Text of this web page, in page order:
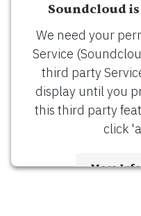
ENGLISH
Soundcloud
We need your
Service
third party
display until you
this third party
click
More